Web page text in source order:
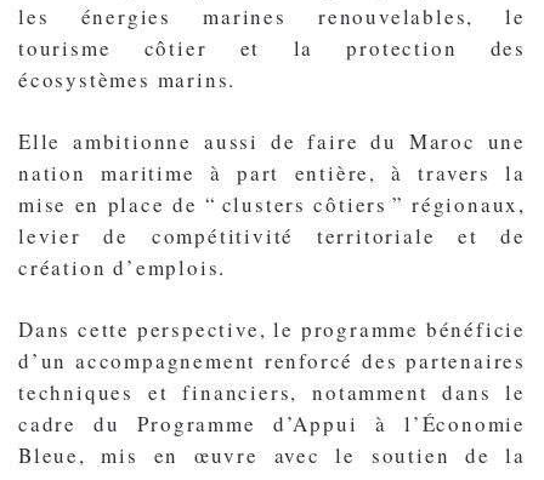
les énergies marines renouvelables, le
tourisme côtier et la protection des
écosystèmes marins.
Elle ambitionne aussi de faire du Maroc une
nation maritime à part entière, à travers la
mise en place de “ clusters côtiers ” régionaux,
levier de compétitivité territoriale et de
création d’emplois.
Dans cette perspective, le programme bénéficie
d’un accompagnement renforcé des partenaires
techniques et financiers, notamment dans le
cadre du Programme d’Appui à l’Économie
Bleue, mis en œuvre avec le soutien de la